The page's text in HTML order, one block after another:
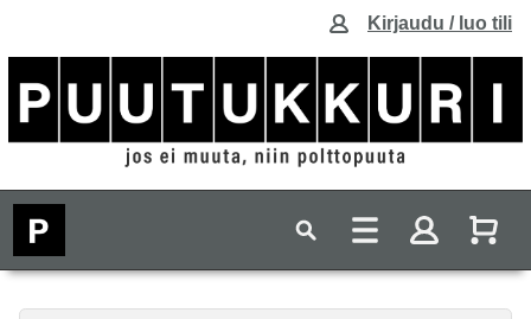
Kirjaudu / luo tili